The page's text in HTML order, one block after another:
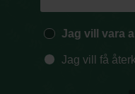
Jag vill vara
Jag vill få